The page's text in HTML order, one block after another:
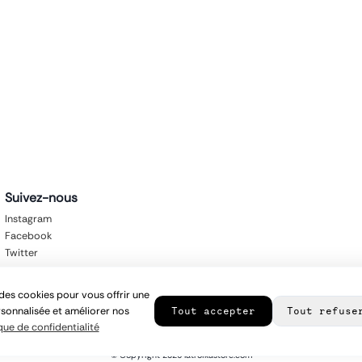
Suivez-nous
Instagram
Facebook
Twitter
© Copyright 2026 latroikastore.com
cookies pour vous offrir une
et améliorer nos
de confidentialité
Tout accepter Tout